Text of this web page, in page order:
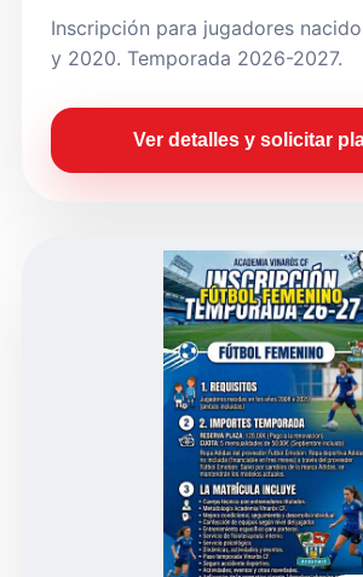
Inscripción para jugadores
y 2020. Temporada 2026-2027.
Ver detalles y solicitar